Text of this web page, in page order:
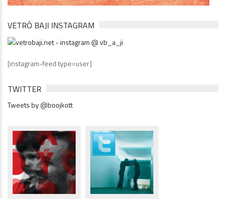
VETRÓ BAJI INSTAGRAM
[instagram-feed type=user]
TWITTER
Tweets by @boojkott